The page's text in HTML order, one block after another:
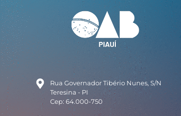
Rua Governador Tibério Nunes, S/N
Teresina - PI
Cep: 64.000-750